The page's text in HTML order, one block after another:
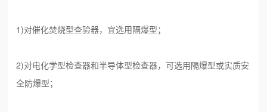
1)对催化焚烧型查验器，宜选用隔爆型；
2)对电化学型检查器和半导体型检查器，可选用隔爆型或实质安
全防爆型；